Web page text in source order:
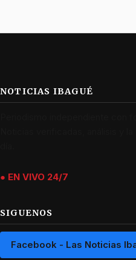
NOTICIAS IBAGUÉ
● EN VIVO 24/7
SIGUENOS
Facebook - Las Noticias